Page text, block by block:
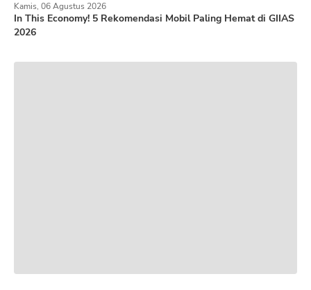
In This Economy! 5 Rekomendasi Mobil Paling Hemat di GIIAS
2026
Kamis, 06 Agustus 2026